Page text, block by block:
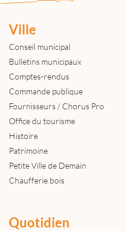
Ville
Conseil municipal
Bulletins municipaux
Comptes-rendus
Commande publique
Fournisseurs / Chorus Pro
Office du tourisme
Histoire
Patrimoine
Petite Ville de Demain
Chaufferie bois
Quotidien